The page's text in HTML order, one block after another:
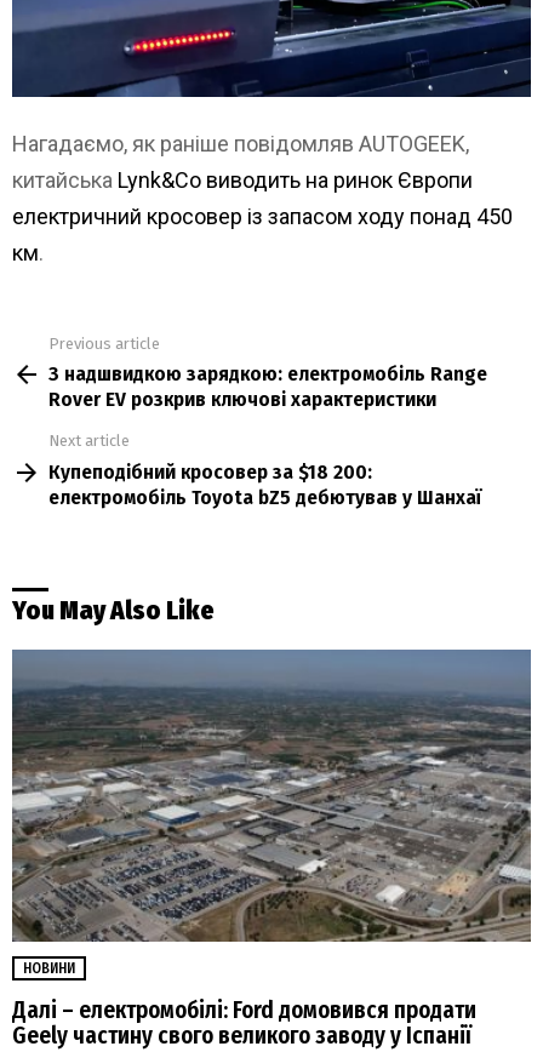
Нагадаємо, як раніше повідомляв AUTOGEEK,
китайська Lynk&Co виводить на ринок Європи
електричний кросовер із запасом ходу понад 450
км.
more
Previous article
З надшвидкою зарядкою: електромобіль Range
Rover EV розкрив ключові характеристики
Next article
Купеподібний кросовер за $18 200:
електромобіль Toyota bZ5 дебютував у Шанхаї
You May Also Like
НОВИНИ
Далі – електромобілі: Ford домовився продати
Geely частину свого великого заводу у Іспанії